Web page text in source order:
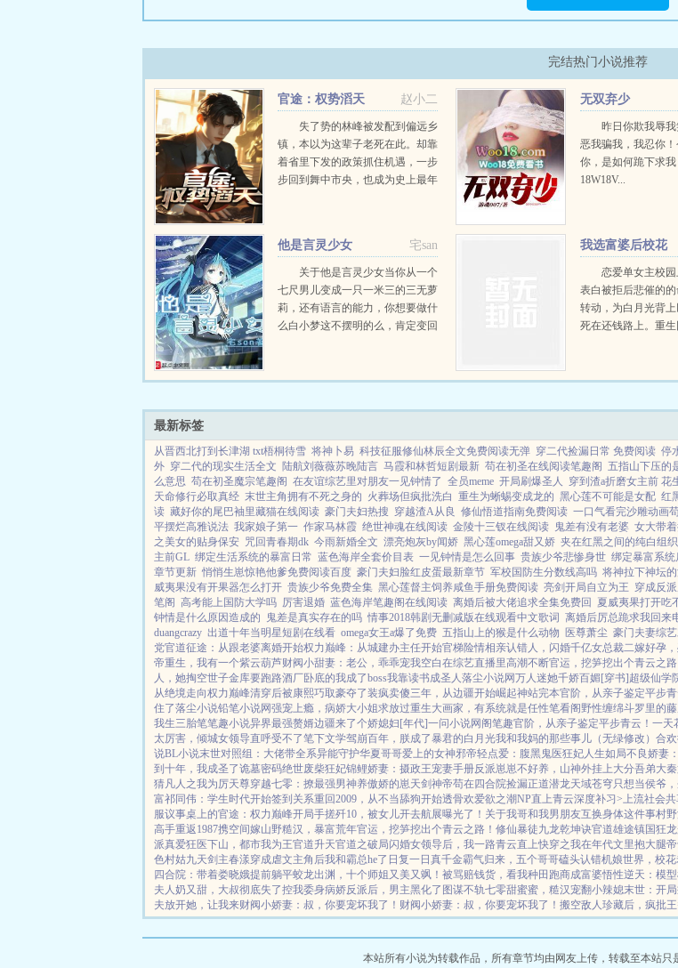
完结热门小说推荐
赵小二
官途：权势滔天
失了势的林峰被发配到偏远乡
镇，本以为这辈子老死在此。却靠
着省里下发的政策抓住机遇，一步
步回到舞中市央，也成为史上最年
无双弃少
昨日你欺我辱
恶我骗我，我忍你
你，是如何跪下求
18W18V...
宅san
他是言灵少女
关于他是言灵少女当你从一个
七尺男儿变成一只一米三的三无萝
莉，还有语言的能力，你想要做什
么白小梦这不摆明的么，肯定变回
我选富婆后校花
气疯了恋爱单女主校
表白被拒后悲催的
转动，为白月光背
死在还钱路上。重
最新标签
从晋西北打到长津湖 txt梧桐待雪 将神卜易 科技征服修仙林辰全文免费阅读无弹 穿二代捡漏日常 免费阅读 停
外 穿二代的现实生活全文 陆航刘薇薇苏晚陆言 马霞和林哲短剧最新 苟在初圣在线阅读笔趣阁 五指山下压的
么意思 苟在初圣魔宗笔趣阁 在友谊综艺里对朋友一见钟情了 全员meme 开局刷爆圣人 穿到渣a折磨女主前 花
天命修行必取真经 末世主角拥有不死之身的 火葬场但疯批洗白 重生为蜥蜴变成龙的 黑心莲不可能是女配 红
读 藏好你的尾巴袖里藏猫在线阅读 豪门夫妇热搜 穿越渣A从良 修仙悟道指南免费阅读 一口气看完沙雕动画
平摆烂高雅说法 我家娘子第一 作家马林霞 绝世神魂在线阅读 金陵十三钗在线阅读 鬼差有没有老婆 女大带
之美女的贴身保安 咒回青春期dk 今雨新婚全文 漂亮炮灰by闻娇 黑心莲omega甜又娇 夹在红黑之间的纯白组
主前GL 绑定生活系统的暴富日常 蓝色海岸全套价目表 一见钟情是怎么回事 贵族少爷悲惨身世 绑定暴富系统
章节更新 悄悄生崽惊艳他爹免费阅读百度 豪门夫妇脸红皮蛋最新章节 军校国防生分数线高吗 将神拉下神坛
威夷果没有开果器怎么打开 贵族少爷免费全集 黑心莲督主饲养咸鱼手册免费阅读 亮剑开局自立为王 穿成反
笔阁 高考能上国防大学吗 厉害退婚 蓝色海岸笔趣阁在线阅读 离婚后被大佬追求全集免费回 夏威夷果打开吃
钟情是什么原因造成的
鬼差是真实存在的吗 情事2018韩剧无删减版在线观看中文歌词 离婚后厉总跪求我回来
duangcrazy 出道十年当明星短剧在线看 omega女王a爆了免费 五指山上的猴是什么动物 医尊萧尘 豪门夫妻综
党官道征途：从跟老婆离婚开始权力巅峰：从城建办主任开始官梯险情相亲认错人，闪婚千亿女总裁二嫁好孕
帝重生，我有一个紫云葫芦财阀小甜妻：老公，乖乖宠我空白在综艺直播里高潮不断官运，挖笋挖出个青云之路
人，她掏空世子金库要跑路酒厂卧底的我成了boss我靠读书成圣人落尘小说网万人迷她千娇百媚[穿书] 超级仙学
从绝境走向权力巅峰清穿后被康熙巧取豪夺了装疯卖傻三年，从边疆开始崛起神站完本官阶，从亲子鉴定平步青
住了落尘小说铅笔小说网强宠上瘾，病娇大小姐求放过重生大画家，有系统就是任性笔看阁 野性缠绵斗罗里的
我生三胎笔笔趣小说异界最强赘婿边疆来了个娇媳妇[年代]一问小说网 阁笔趣官阶，从亲子鉴定平步青云！ 一天
太厉害，倾城女领导直呼受不了笔下文学驾崩百年，朕成了暴君的白月光我和我妈的那些事儿（无绿修改） 合
说BL小说末世对照组：大佬带全系异能守护华夏哥哥爱上的女神邪帝轻点爱：腹黑鬼医狂妃人生如局不良娇妻
到十年，我成圣了诡墓密码绝世废柴狂妃锦鲤娇妻：摄政王宠妻手册反派崽崽不好养，山神外挂上大分吾弟大
猜凡人之我为厉天尊穿越七零：撩最强男神养傲娇的崽天剑神帝苟在四合院捡漏正道潜龙天域苍穹只想当侯爷
富祁同伟：学生时代开始签到关系重回2009，从不当舔狗开始透骨欢爱欲之潮NP直上青云深度补习>上流社会
服议事桌上的官途：权力巅峰开局手搓歼10，被女儿开去航展曝光了！ 关于我哥和我男朋友互换身体这件事村
高手重返1987携空间嫁山野糙汉，暴富荒年官运，挖笋挖出个青云之路！ 修仙暴徒九龙乾坤诀官道雄途镇国狂龙
派真爱狂医下山，都市我为王官道升天官道之破局闪婚女领导后，我一路青云直上快穿之我在年代文里抱大腿
色村姑九天剑主春漾穿成虐文主角后我和霸总he了 日复一日 真千金霸气归来，五个哥哥磕头认错机娘世界，校
四合院：带着娄晓娥提前躺平蛟龙出渊，十个师姐又美又飒！ 被骂赔钱货，看我种田跑商成富婆悟性逆天：模型
夫人奶又甜，大叔彻底失了控我委身病娇反派后，男主黑化了 图谋不轨七零甜蜜蜜，糙汉宠翻小辣媳末世：开
夫放开她，让我来财阀小娇妻：叔，你要宠坏我了！ 财阀小娇妻：叔，你要宠坏我了！ 搬空敌人珍藏后，疯批
本站所有小说为转载作品，所有章节均由网友上传，转载至本站只